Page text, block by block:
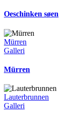
Oeschinken søen
Mürren
Galleri
Mürren
Lauterbrunnen
Galleri